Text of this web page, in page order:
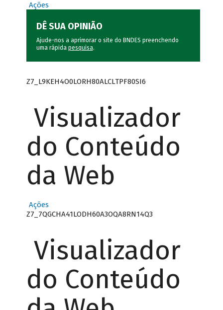
Ações
DÊ SUA OPINIÃO
Ajude-nos a aprimorar o site do BNDES preenchendo
uma rápida pesquisa.
Z7_L9KEH4O0LORH80ALCLTPF80SI6
Visualizador
do Conteúdo
da Web
Ações
Z7_7QGCHA41LODH60A3OQA8RN14Q3
Visualizador
do Conteúdo